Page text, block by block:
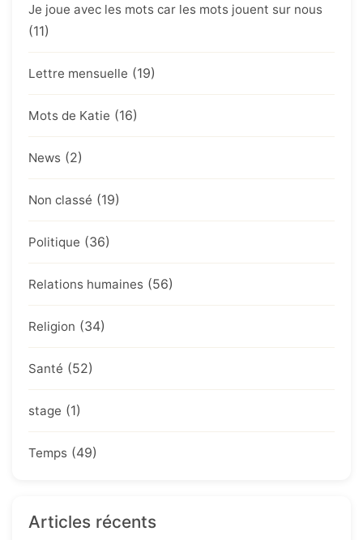
Je joue avec les mots car les mots jouent sur nous
(11)
Lettre mensuelle (19)
Mots de Katie (16)
News (2)
Non classé (19)
Politique (36)
Relations humaines (56)
Religion (34)
Santé (52)
stage (1)
Temps (49)
Articles récents